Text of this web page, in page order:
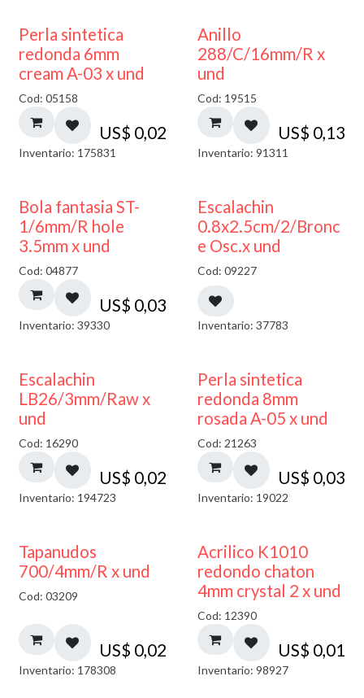
Perla sintetica
redonda 6mm
cream A-03 x und
Cod: 05158
US$ 0,02
Inventario: 175831
Anillo
288/C/16mm/R x
und
Cod: 19515
US$ 0,13
Inventario: 91311
Bola fantasia ST-
1/6mm/R hole
3.5mm x und
Cod: 04877
US$ 0,03
Inventario: 39330
Escalachin
0.8x2.5cm/2/Bronc
e Osc.x und
Cod: 09227
Inventario: 37783
Escalachin
LB26/3mm/Raw x
und
Cod: 16290
US$ 0,02
Inventario: 194723
Perla sintetica
redonda 8mm
rosada A-05 x und
Cod: 21263
US$ 0,03
Inventario: 19022
Tapanudos
700/4mm/R x und
Cod: 03209
US$ 0,02
Inventario: 178308
50% DESCUENTO
Acrilico K1010
redondo chaton
4mm crystal 2 x und
Cod: 12390
US$ 0,01
Inventario: 98927